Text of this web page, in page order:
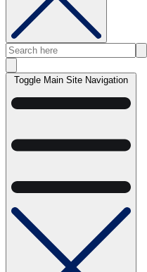
Toggle Main Site Navigation